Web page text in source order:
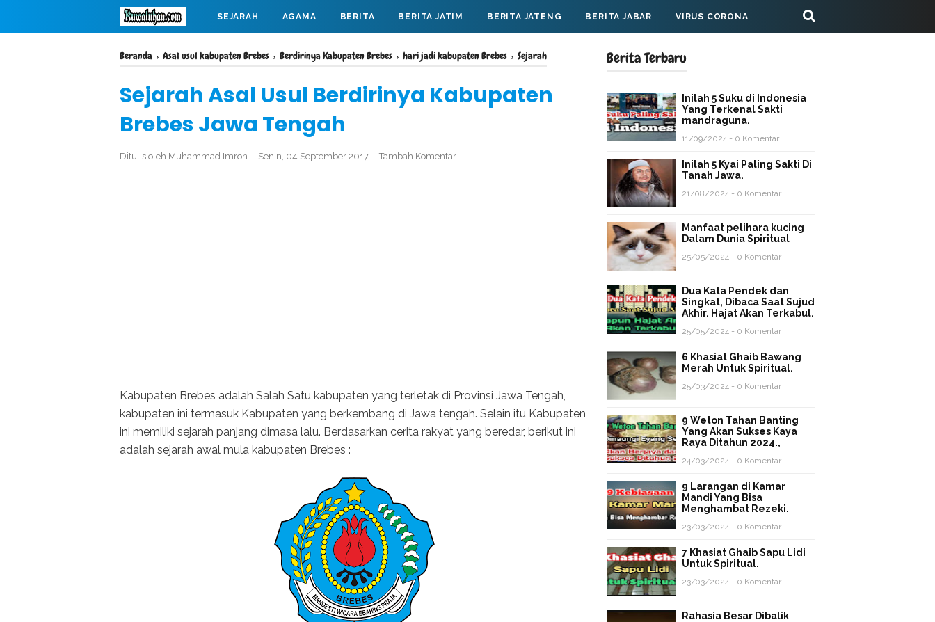
SEJARAH AGAMA BERITA BERITA JATIM BERITA JATENG BERITA JABAR VIRUS CORONA
MAHABARATA
Beranda › Asal usul kabupaten Brebes › Berdirinya Kabupaten Brebes › hari jadi kabupaten Brebes › Sejarah
Sejarah Asal Usul Berdirinya Kabupaten
Brebes Jawa Tengah
Ditulis oleh Muhammad Imron Senin, 04 September 2017 Tambah Komentar
Kabupaten Brebes adalah Salah Satu kabupaten yang terletak di Provinsi Jawa Tengah,
kabupaten ini termasuk Kabupaten yang berkembang di Jawa tengah. Selain itu Kabupaten
ini memiliki sejarah panjang dimasa lalu. Berdasarkan cerita rakyat yang beredar, berikut ini
adalah sejarah awal mula kabupaten Brebes :
Berita Terbaru
Inilah 5 Suku di Indonesia
Yang Terkenal Sakti
mandraguna.
11/09/2024 - 0 Komentar
Inilah 5 Kyai Paling Sakti Di
Tanah Jawa.
21/08/2024 - 0 Komentar
Manfaat pelihara kucing
Dalam Dunia Spiritual
25/05/2024 - 0 Komentar
Dua Kata Pendek dan
Singkat, Dibaca Saat Sujud
Akhir. Hajat Akan Terkabul.
25/05/2024 - 0 Komentar
6 Khasiat Ghaib Bawang
Merah Untuk Spiritual.
25/03/2024 - 0 Komentar
9 Weton Tahan Banting
Yang Akan Sukses Kaya
Raya Ditahun 2024.,
24/03/2024 - 0 Komentar
9 Larangan di Kamar
Mandi Yang Bisa
Menghambat Rezeki.
23/03/2024 - 0 Komentar
7 Khasiat Ghaib Sapu Lidi
Untuk Spiritual.
23/03/2024 - 0 Komentar
Rahasia Besar Dibalik